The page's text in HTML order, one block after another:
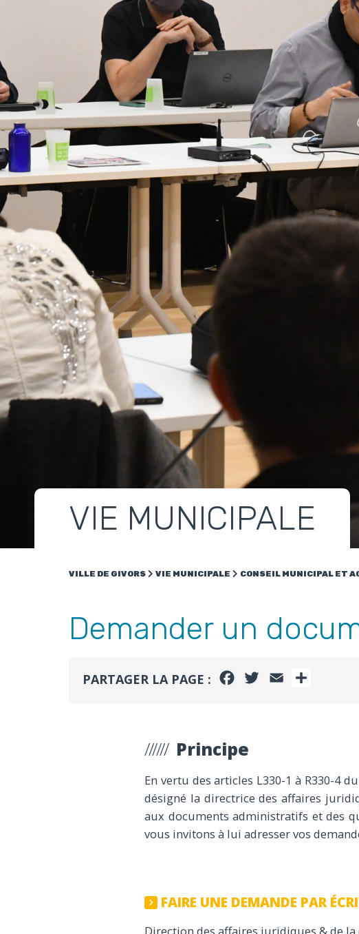
VIE MUNICIPALE
VILLE DE GIVORS VIE MUNICIPALE CONSEIL MUNICIPAL ET
Demander un
PARTAGER LA PAGE : FACEBOOKTWITTER
EMAIL
Principe
En vertu des articles L330-1 à R330-4
désigné la directrice des affaires
aux documents administratifs et des
vous invitons à lui adresser vos
FAIRE UNE DEMANDE PAR